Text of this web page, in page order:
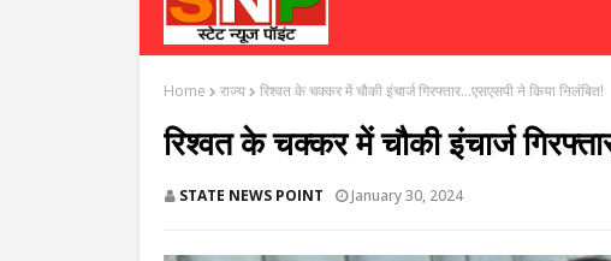
Home राज्य रिश्वत के चक्कर में चौकी इंचार्ज गिरफ्तार...एसएसपी ने किया निलंबित!
रिश्वत के चक्कर में चौकी इंचार्ज
STATE NEWS POINT January 30, 2024